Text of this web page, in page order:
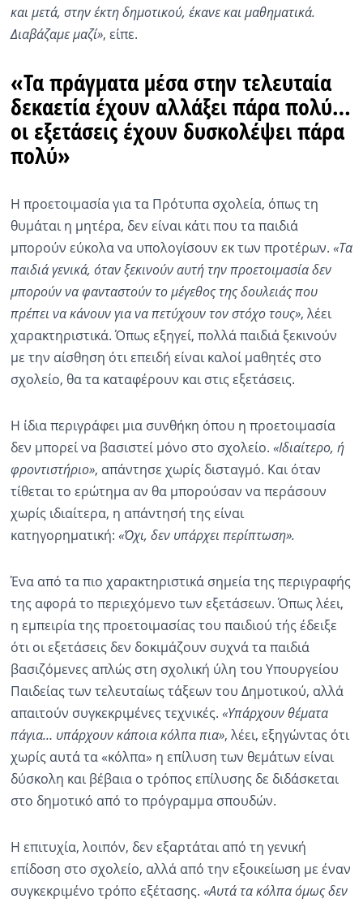
και μετά, στην έκτη δημοτικού, έκανε και μαθηματικά.
Διαβάζαμε μαζί», είπε.
«Τα πράγματα μέσα στην τελευταία
δεκαετία έχουν αλλάξει πάρα πολύ…
οι εξετάσεις έχουν δυσκολέψει πάρα
πολύ»
Η προετοιμασία για τα Πρότυπα σχολεία, όπως τη
θυμάται η μητέρα, δεν είναι κάτι που τα παιδιά
μπορούν εύκολα να υπολογίσουν εκ των προτέρων. «Τα
παιδιά γενικά, όταν ξεκινούν αυτή την προετοιμασία δεν
μπορούν να φανταστούν το μέγεθος της δουλειάς που
πρέπει να κάνουν για να πετύχουν τον στόχο τους», λέει
χαρακτηριστικά. Όπως εξηγεί, πολλά παιδιά ξεκινούν
με την αίσθηση ότι επειδή είναι καλοί μαθητές στο
σχολείο, θα τα καταφέρουν και στις εξετάσεις.
Η ίδια περιγράφει μια συνθήκη όπου η προετοιμασία
δεν μπορεί να βασιστεί μόνο στο σχολείο. «Ιδιαίτερο, ή
φροντιστήριο», απάντησε χωρίς δισταγμό. Και όταν
τίθεται το ερώτημα αν θα μπορούσαν να περάσουν
χωρίς ιδιαίτερα, η απάντησή της είναι
κατηγορηματική: «Όχι, δεν υπάρχει περίπτωση».
Ένα από τα πιο χαρακτηριστικά σημεία της περιγραφής
της αφορά το περιεχόμενο των εξετάσεων. Όπως λέει,
η εμπειρία της προετοιμασίας του παιδιού τής έδειξε
ότι οι εξετάσεις δεν δοκιμάζουν συχνά τα παιδιά
βασιζόμενες απλώς στη σχολική ύλη του Υπουργείου
Παιδείας των τελευταίως τάξεων του Δημοτικού, αλλά
απαιτούν συγκεκριμένες τεχνικές. «Υπάρχουν θέματα
πάγια… υπάρχουν κάποια κόλπα πια», λέει, εξηγώντας ότι
χωρίς αυτά τα «κόλπα» η επίλυση των θεμάτων είναι
δύσκολη και βέβαια ο τρόπος επίλυσης δε διδάσκεται
στο δημοτικό από το πρόγραμμα σπουδών.
Η επιτυχία, λοιπόν, δεν εξαρτάται από τη γενική
επίδοση στο σχολείο, αλλά από την εξοικείωση με έναν
συγκεκριμένο τρόπο εξέτασης. «Αυτά τα κόλπα όμως δεν